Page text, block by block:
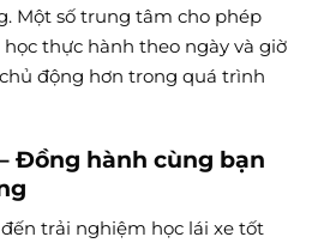
Một số trung tâm cho phép
thực hành theo ngày và giờ
động hơn trong quá trình
Đồng hành cùng bạn
trải nghiệm học lái xe tốt